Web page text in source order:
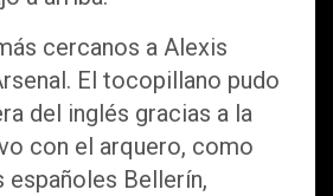
cercanos a Alexis
El tocopillano pudo
del inglés gracias a la
con el arquero, como
Bellerín,